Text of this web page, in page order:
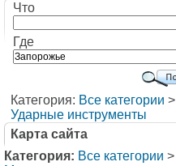
Что
Где
Категория: Все категории >
Ударные инструменты
Карта сайта
Категория: Все категории >